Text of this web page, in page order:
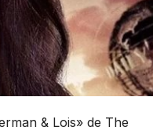
& Lois» de The